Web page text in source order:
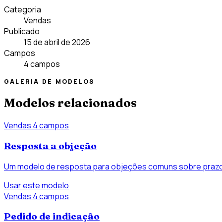
Categoria
Vendas
Publicado
15 de abril de 2026
Campos
4 campos
GALERIA DE MODELOS
Modelos relacionados
Vendas 4 campos
Resposta a objeção
Um modelo de resposta para objeções comuns sobre
Usar este modelo
Vendas 4 campos
Pedido de indicação